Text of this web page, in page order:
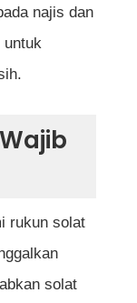
najis dan
untuk
rukun solat
solat